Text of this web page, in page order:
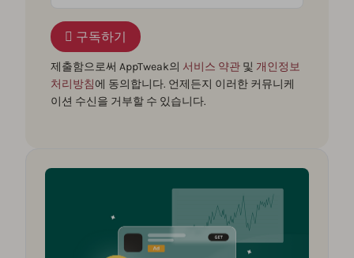
구독하기
제출함으로써 AppTweak의 서비스 약관 및 개인정보
처리방침에 동의합니다. 언제든지 이러한 커뮤니케
이션 수신을 거부할 수 있습니다.